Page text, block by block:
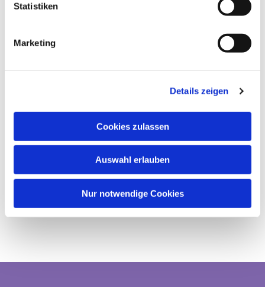
Statistiken
Marketing
Details zeigen
Cookies zulassen
Auswahl erlauben
Nur notwendige Cookies